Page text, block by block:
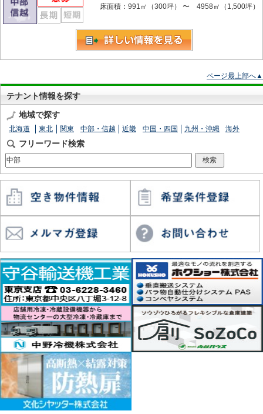
床面積：991㎡（300坪） 〜 4958㎡（1,500坪）
ページ最上部へ▲
テナント情報を探す
地域で探す
北海道 東北 関東 中部・信越 近畿 中国・四国 九州・沖縄 海外
フリーワード検索